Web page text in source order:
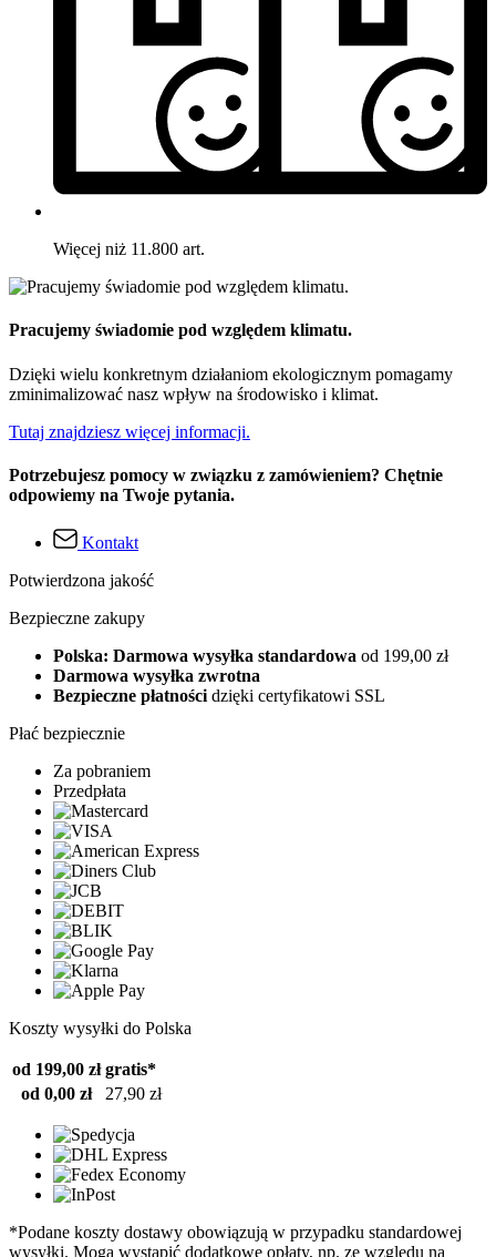
Więcej niż 11.800 art.
Pracujemy świadomie pod względem klimatu.
Dzięki wielu konkretnym działaniom ekologicznym pomagamy
zminimalizować nasz wpływ na środowisko i klimat.
Tutaj znajdziesz więcej informacji.
Potrzebujesz pomocy w związku z zamówieniem? Chętnie
odpowiemy na Twoje pytania.
Kontakt
Potwierdzona jakość
Bezpieczne zakupy
Polska: Darmowa wysyłka standardowa od 199,00 zł
Darmowa wysyłka zwrotna
Bezpieczne płatności dzięki certyfikatowi SSL
Płać bezpiecznie
Za pobraniem
Przedpłata
Koszty wysyłki do Polska
od 199,00 zł gratis*
od 0,00 zł
27,90 zł
*Podane koszty dostawy obowiązują w przypadku standardowej
wysyłki. Mogą wystąpić dodatkowe opłaty, np. ze względu na